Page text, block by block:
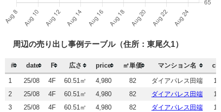
周辺の売り出し事例テーブル（住所：東尾久1）
# date F 広さ price ㎡単価 マンション名
1 25/08 4F 60.51㎡ 4,980 82 ダイアパレス田端
2 25/08 4F 60.51㎡ 4,980 82 ダイアパレス田端
3 25/08 4F 60.51㎡ 4,980 82 ダイアパレス田端